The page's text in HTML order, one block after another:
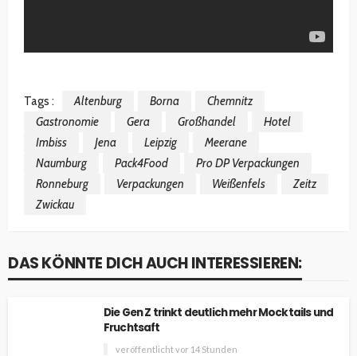
Tags : Altenburg Borna
Chemnitz
Gastronomie
Gera Großhandel
Hotel
Imbiss
Jena Leipzig
Meerane
Naumburg
Pack4Food
Pro DP Verpackungen
Ronneburg
Verpackungen Weißenfels
Zeitz
Zwickau
DAS KÖNNTE DICH AUCH INTERESSIEREN:
Die Gen Z trinkt deutlich mehr Mocktails und
Fruchtsaft
veröffentlicht vor 14 Stunden